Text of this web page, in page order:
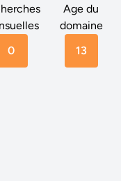
0
Age du
domaine
13